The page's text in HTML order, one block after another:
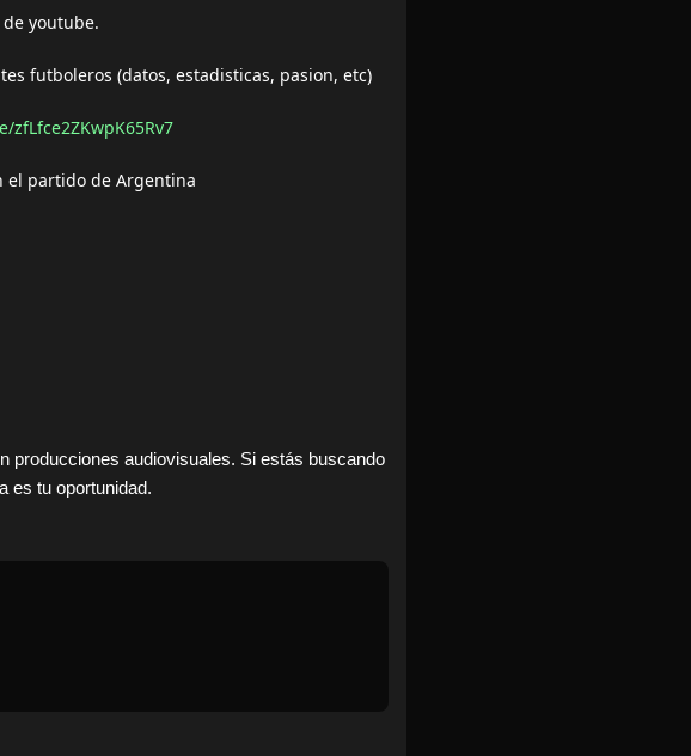
youtube.
futboleros (datos, estadisticas, pasion, etc)
el partido de Argentina
producciones audiovisuales. Si estás buscando
es tu oportunidad.